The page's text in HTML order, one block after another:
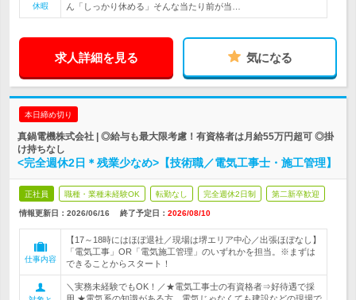
休暇
ん「しっかり休める」そんな当たり前が当…
求人詳細を見る 気になる
本日締め切り
真鍋電機株式会社 | ◎給与も最大限考慮！有資格者は月給55万円超可 ◎掛
け持ちなし
<完全週休2日＊残業少なめ>【技術職／電気工事士・施工管理】
正社員 職種・業種未経験OK 転勤なし 完全週休2日制 第二新卒歓迎
情報更新日：2026/06/16 終了予定日： 2026/08/10
仕事内容
【17～18時にはほぼ退社／現場は堺エリア中心／出張ほぼなし】
「電気工事」OR「電気施工管理」のいずれかを担当。※まずは
できることからスタート！
＼実務未経験でもOK！／★電気工事士の有資格者⇒好待遇で採
用 ★電気系の知識がある方、電気じゃなくても建設などの現場で